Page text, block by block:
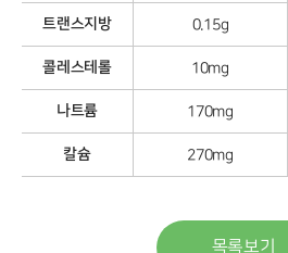
트랜스지방 0.15g
콜레스테롤 10mg
나트륨 170mg
칼슘 270mg
목록보기